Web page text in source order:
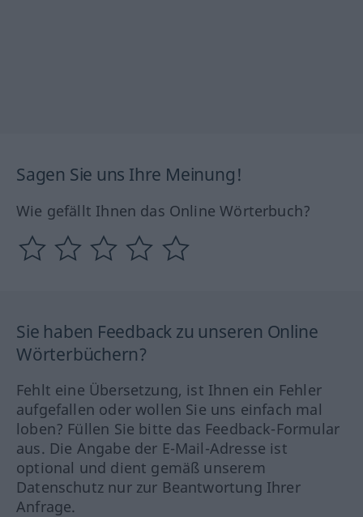
Sagen Sie uns Ihre Meinung!
Wie gefällt Ihnen das Online Wörterbuch?
Sie haben Feedback zu unseren Online
Wörterbüchern?
Fehlt eine Übersetzung, ist Ihnen ein Fehler
aufgefallen oder wollen Sie uns einfach mal
loben? Füllen Sie bitte das Feedback-Formular
aus. Die Angabe der E-Mail-Adresse ist
optional und dient gemäß unserem
Datenschutz nur zur Beantwortung Ihrer
Anfrage.